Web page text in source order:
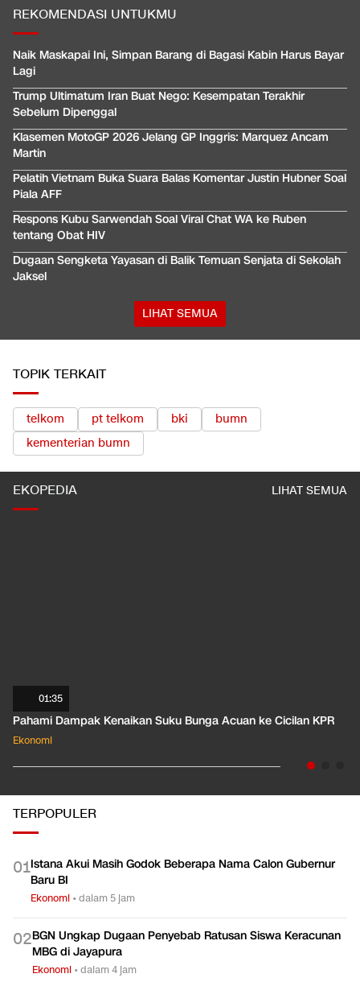
REKOMENDASI UNTUKMU
Naik Maskapai Ini, Simpan Barang di Bagasi Kabin Harus Bayar
Lagi
Trump Ultimatum Iran Buat Nego: Kesempatan Terakhir
Sebelum Dipenggal
Klasemen MotoGP 2026 Jelang GP Inggris: Marquez Ancam
Martin
Pelatih Vietnam Buka Suara Balas Komentar Justin Hubner Soal
Piala AFF
Respons Kubu Sarwendah Soal Viral Chat WA ke Ruben
tentang Obat HIV
Dugaan Sengketa Yayasan di Balik Temuan Senjata di Sekolah
Jaksel
LIHAT SEMUA
TOPIK TERKAIT
telkom pt telkom bki
bumn
kementerian bumn
EKOPEDIA LIHAT SEMUA
01:35
Pahami Dampak Kenaikan Suku Bunga Acuan ke Cicilan KPR
Ekonomi
TERPOPULER
01Istana Akui Masih Godok Beberapa Nama Calon Gubernur
Baru BI
Ekonomi •dalam 5 jam
02BGN Ungkap Dugaan Penyebab Ratusan Siswa Keracunan
MBG di Jayapura
Ekonomi •dalam 4 jam